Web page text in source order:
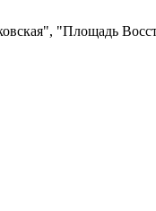
"Площадь